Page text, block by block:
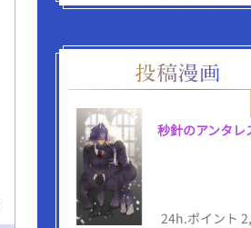
秒針のアンタレ
24h.ポイント